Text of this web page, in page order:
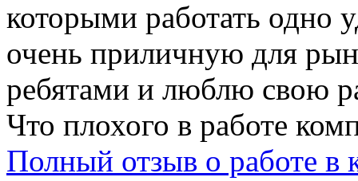
которыми работать одно
очень приличную для
ребятами и люблю свою
Что плохого в работе
Полный отзыв о работе в